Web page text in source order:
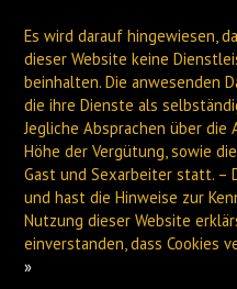
PLAUEN
Archiv
Es wird darauf hingewiesen,
dieser Website keine
beinhalten. Die anwesenden
die ihre Dienste als
Jegliche Absprachen über
Höhe der Vergütung, sowie
Gast und Sexarbeiter statt. –
und hast die Hinweise zur
Nutzung dieser Website
einverstanden, dass Cookies
»